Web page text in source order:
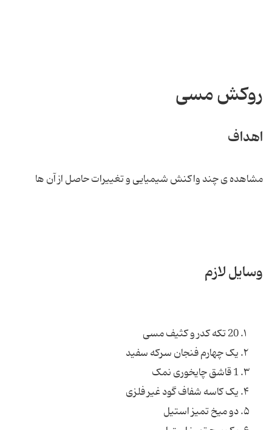
روکش مسی
اهداف
مشاهده ی چند واکنش شیمیایی و تغییرات حاصل از آن ها
وسایل لازم
20 تکه کدر و کثیف مسی
یک چهارم فنجان سرکه سفید
1 قاشق چای‏خوری نمک
یک کاسه شفاف گود غیر فلزی
دو میخ تمیز استیل